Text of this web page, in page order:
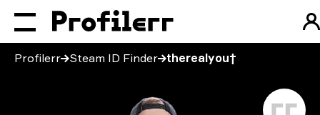
Profilerr Steam ID Finder therealyou†